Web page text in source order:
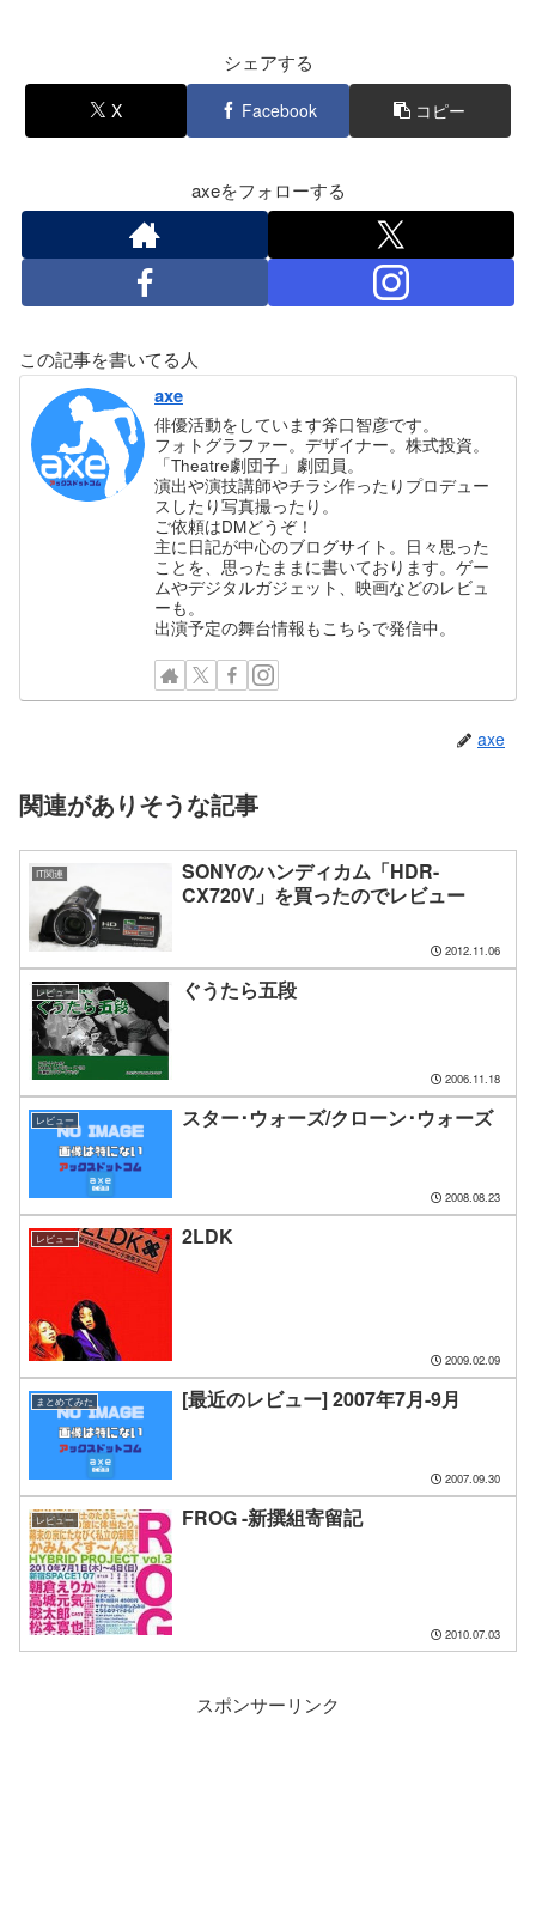
シェアする
X Facebook コピー
axeをフォローする
この記事を書いてる人
axe
俳優活動をしています斧口智彦です。
フォトグラファー。デザイナー。株式投資。
「Theatre劇団子」劇団員。
演出や演技講師やチラシ作ったりプロデュー
スしたり写真撮ったり。
ご依頼はDMどうぞ！
主に日記が中心のブログサイト。日々思った
ことを、思ったままに書いております。ゲー
ムやデジタルガジェット、映画などのレビュ
ーも。
出演予定の舞台情報もこちらで発信中。
axe
関連がありそうな記事
IT関連
SONYのハンディカム「HDR-
CX720V」を買ったのでレビュー
2012.11.06
レビュー ぐうたら五段
2006.11.18
レビュー スター･ウォーズ/クローン･ウォーズ
2008.08.23
レビュー 2LDK
2009.02.09
まとめてみた [最近のレビュー] 2007年7月-9月
2007.09.30
レビュー FROG -新撰組寄留記
2010.07.03
スポンサーリンク